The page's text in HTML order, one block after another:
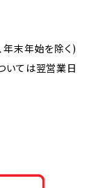
年末年始を除く)
いては翌営業日